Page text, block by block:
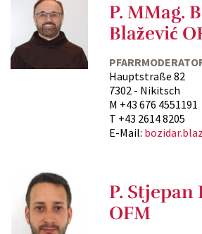
P. MMag.
Blažević
Hauptstraße 82
7302 - Nikitsch
M +43 676 4551191
T +43 2614 8205
E-Mail:
P. Stjepan
OFM